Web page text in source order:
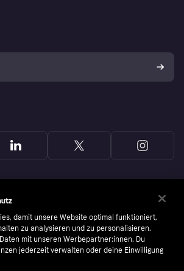
Dein Widerrufsrecht
damit unsere Website optimal funktioniert,
zu analysieren und zu personalisieren.
mit unseren Werbepartner:innen. Du
jederzeit verwalten oder deine Einwilligung